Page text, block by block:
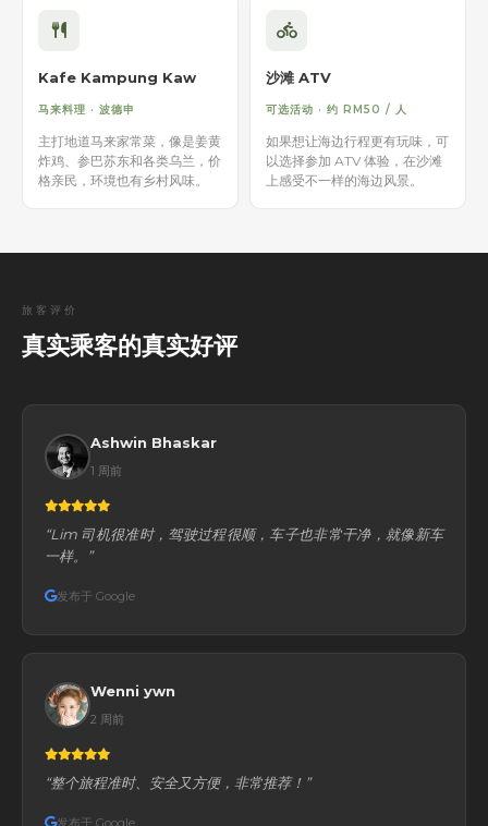
Kafe Kampung Kaw
马来料理 · 波德申
主打地道马来家常菜，像是姜黄
炸鸡、参巴苏东和各类乌兰，价
格亲民，环境也有乡村风味。
沙滩 ATV
可选活动 · 约 RM50 / 人
如果想让海边行程更有玩味，可
以选择参加 ATV 体验，在沙滩
上感受不一样的海边风景。
旅客评价
真实乘客的真实好评
Ashwin Bhaskar
1 周前
“Lim 司机很准时，驾驶过程很顺，车子也非常干净，就像新车
一样。”
发布于 Google
Wenni ywn
2 周前
“整个旅程准时、安全又方便，非常推荐！”
发布于 Google